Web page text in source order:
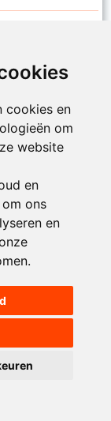
cookies en
om
website
en
ons
en
2002